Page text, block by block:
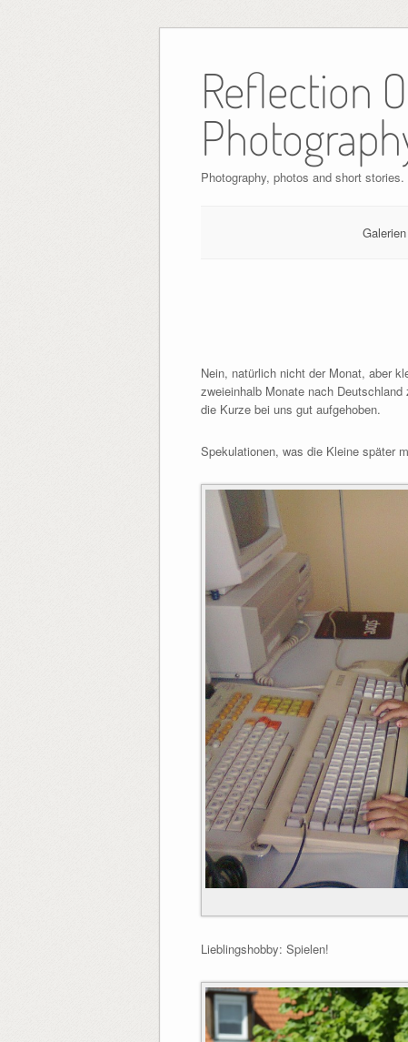
content
Reflection
Photography, photos and short stories.
Galerien
Nein, natürlich nicht der Monat, aber
zweieinhalb Monate nach
die Kurze bei uns gut aufgehoben.
Spekulationen, was die Kleine später
Lieblingshobby: Spielen!